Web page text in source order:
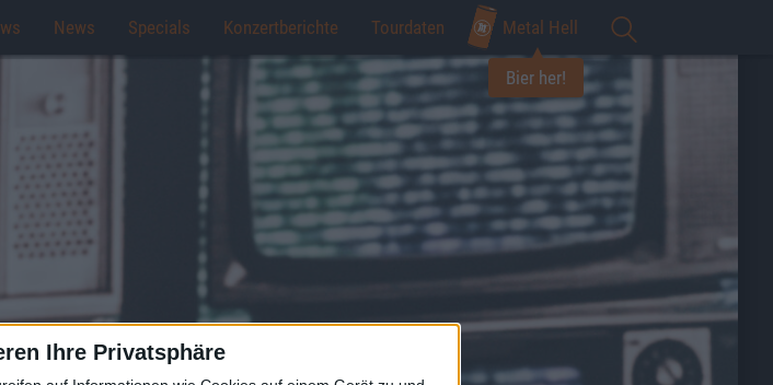
Ihre Privatsphäre
News Specials Konzertberichte Tourdaten Metal Hell
Bier her!